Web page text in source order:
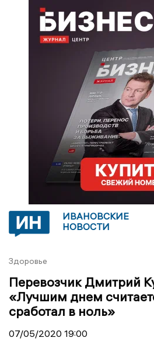
ИВАНОВСКИЕ
НОВОСТИ
Здоровье
Перевозчик Дмитрий
«Лучшим днем
сработал в ноль»
07/05/2020 19:00